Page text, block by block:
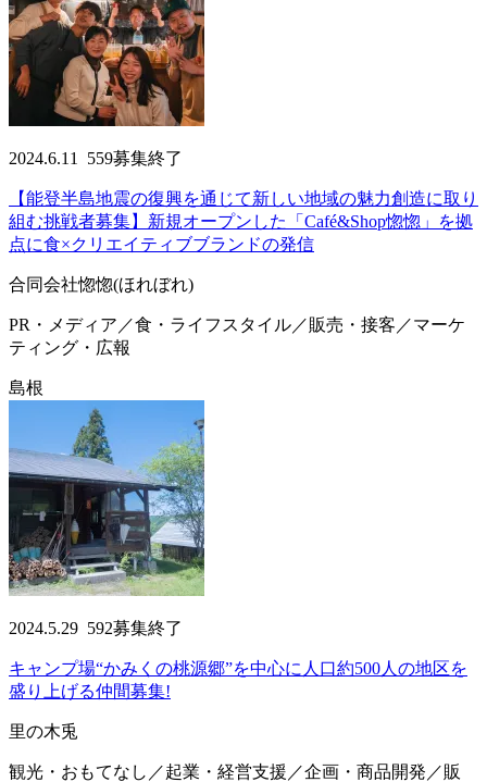
2024.6.11 559募集終了
【能登半島地震の復興を通じて新しい地域の魅力創造に取り
組む挑戦者募集】新規オープンした「Café&Shop惚惚」を拠
点に食×クリエイティブブランドの発信
合同会社惚惚(ほれぼれ)
PR・メディア／食・ライフスタイル／販売・接客／マーケ
ティング・広報
島根
2024.5.29 592募集終了
キャンプ場“かみくの桃源郷”を中心に人口約500人の地区を
盛り上げる仲間募集!
里の木兎
観光・おもてなし／起業・経営支援／企画・商品開発／販